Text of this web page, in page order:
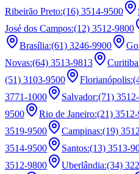
Ribeirão Preto:(16) 3514-9500
José dos Campos:(12) 3512-9800
Brasília:(61) 3246-9900
Novas:(64) 3513-9813 Curitiba
(51) 3103-9500
Florianópolis:
3771-1000
Salvador:(71)
9500
Rio de Janeiro:(21)
3519-9500
Campinas:(19)
3514-9500
Santos:(13) 3513-
3512-9800
Uberlândia:(34)